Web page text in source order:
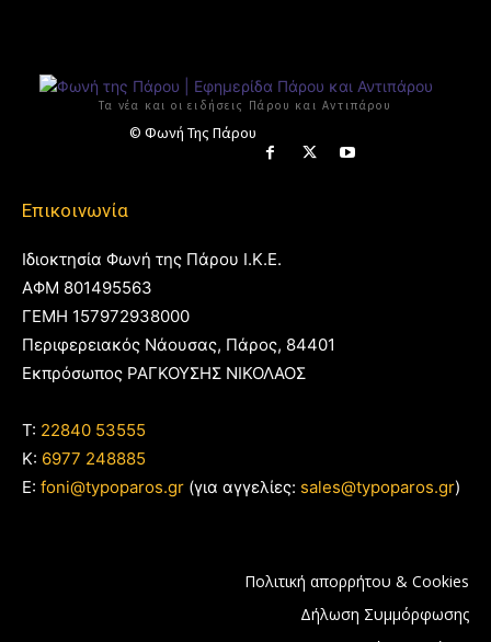
Τα νέα και οι ειδήσεις Πάρου και Αντιπάρου
© Φωνή Της Πάρου
Επικοινωνία
Ιδιοκτησία Φωνή της Πάρου Ι.Κ.Ε.
ΑΦΜ 801495563
ΓΕΜΗ 157972938000
Περιφερειακός Νάουσας, Πάρος, 84401
Εκπρόσωπος ΡΑΓΚΟΥΣΗΣ ΝΙΚΟΛΑΟΣ
T: 22840 53555
Κ: 6977 248885
E: foni@typoparos.gr (για αγγελίες: sales@typoparos.gr)
Πολιτική απορρήτου & Cookies
Δήλωση Συμμόρφωσης